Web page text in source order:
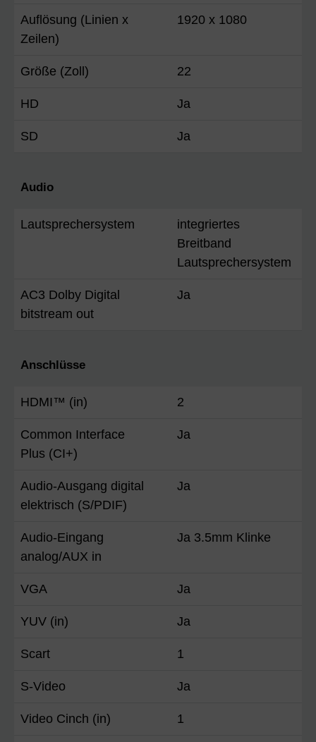
Auflösung (Linien x
Zeilen)
1920 x 1080
Größe (Zoll) 22
HD Ja
SD Ja
Audio
Lautsprechersystem
integriertes
Breitband
Lautsprechersystem
AC3 Dolby Digital
bitstream out
Ja
Anschlüsse
HDMI™ (in) 2
Common Interface
Plus (CI+)
Ja
Audio-Ausgang digital
elektrisch (S/PDIF)
Ja
Audio-Eingang
analog/AUX in
Ja 3.5mm Klinke
VGA Ja
YUV (in) Ja
Scart 1
S-Video Ja
Video Cinch (in) 1